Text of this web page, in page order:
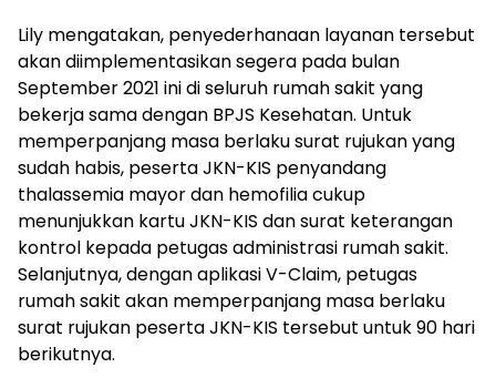
Lily mengatakan, penyederhanaan layanan tersebut
akan diimplementasikan segera pada bulan
September 2021 ini di seluruh rumah sakit yang
bekerja sama dengan BPJS Kesehatan. Untuk
memperpanjang masa berlaku surat rujukan yang
sudah habis, peserta JKN-KIS penyandang
thalassemia mayor dan hemofilia cukup
menunjukkan kartu JKN-KIS dan surat keterangan
kontrol kepada petugas administrasi rumah sakit.
Selanjutnya, dengan aplikasi V-Claim, petugas
rumah sakit akan memperpanjang masa berlaku
surat rujukan peserta JKN-KIS tersebut untuk 90 hari
berikutnya.